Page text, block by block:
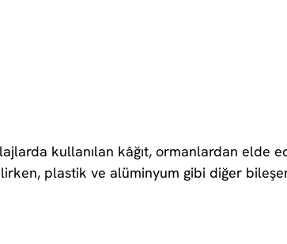
kullanılan kâğıt, ormanlardan elde
plastik ve alüminyum gibi diğer